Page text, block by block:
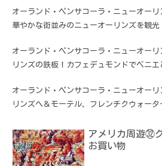
オーランド・ペンサコーラ・ニューオー
華やかな街並みのニューオーリンズを観光
オーランド・ペンサコーラ・ニューオー
リンズの鉄板！カフェデュモンドでベニエ
オーランド・ペンサコーラ・ニューオー
リンズへ＆モーテル、フレンチクウォー
アメリカ周遊㉜
お買い物